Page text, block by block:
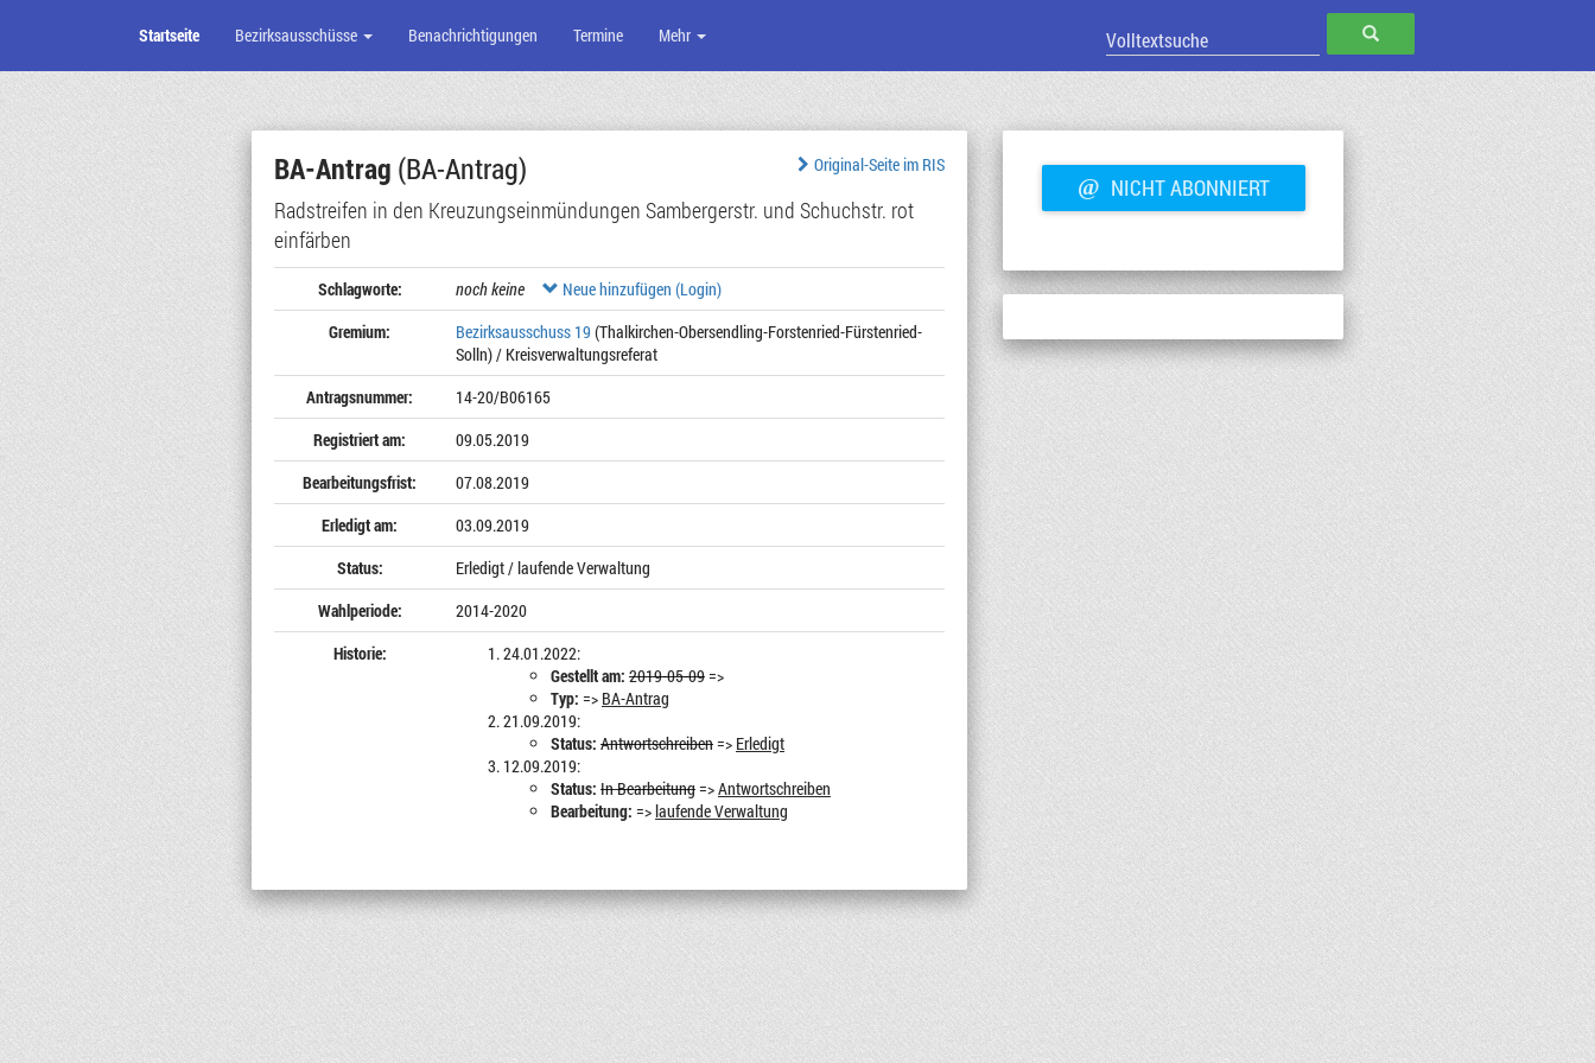
Zum
Seiteninhalt
SUCHEN
Startseite Bezirksausschüsse Benachrichtigungen Termine Mehr
Original-Seite im RIS
BA-Antrag (BA-Antrag)
Radstreifen in den Kreuzungseinmündungen Sambergerstr. und Schuchstr. rot
einfärben
Schlagworte: noch keine
Neue hinzufügen (Login)
Gremium:
Bezirksausschuss 19 (Thalkirchen-Obersendling-Forstenried-Fürstenried-
Solln) / Kreisverwaltungsreferat
Antragsnummer:
14-20/B06165
Registriert am:
09.05.2019
Bearbeitungsfrist:
07.08.2019
Erledigt am:
03.09.2019
Status:
Erledigt / laufende Verwaltung
Wahlperiode:
2014-2020
Historie:
24.01.2022:
Gestellt am: 2019-05-09=>
Typ: => BA-Antrag
21.09.2019:
Status: Antwortschreiben=> Erledigt
12.09.2019:
Status: In Bearbeitung=>Antwortschreiben
Bearbeitung: =>laufende Verwaltung
@ NICHT ABONNIERT